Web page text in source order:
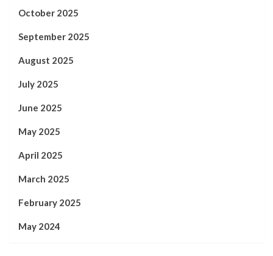
October 2025
September 2025
August 2025
July 2025
June 2025
May 2025
April 2025
March 2025
February 2025
May 2024